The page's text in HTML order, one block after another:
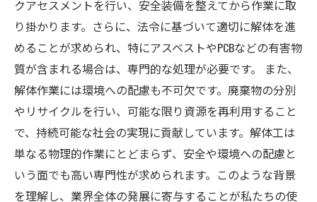
クアセスメントを行い、安全装備を整えてから作業に取
り掛かります。さらに、法令に基づいて適切に解体を進
めることが求められ、特にアスベストやPCBなどの有害物
質が含まれる場合は、専門的な処理が必要です。 また、
解体作業には環境への配慮も不可欠です。廃棄物の分別
やリサイクルを行い、可能な限り資源を再利用すること
で、持続可能な社会の実現に貢献しています。解体工は
単なる物理的作業にとどまらず、安全や環境への配慮と
いう面でも高い専門性が求められます。このような背景
を理解し、業界全体の発展に寄与することが私たちの使